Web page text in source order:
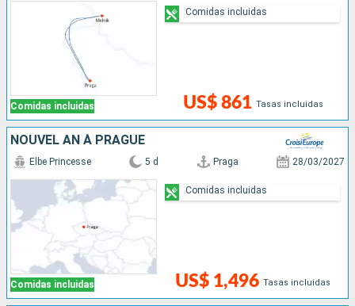
Comidas incluidas US$ 861 Tasas incluidas
Comidas incluidas
NOUVEL AN À PRAGUE
Comidas incluidas
Elbe Princesse 5 d Praga 28/03/2027
US$ 1,496 Tasas incluidas
Comidas incluidas